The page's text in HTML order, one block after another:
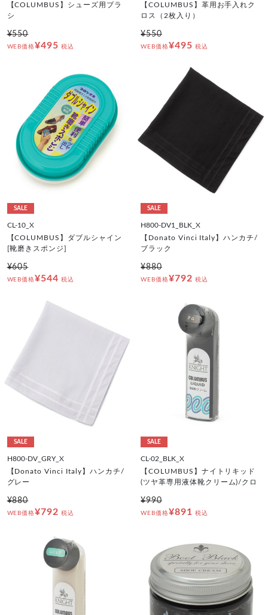
【COLUMBUS】シューズ用ブラ
シ
¥550
WEB価格¥495 税込
【COLUMBUS】革用お手入れク
ロス（2枚入り）
¥550
WEB価格¥495 税込
SALE
CL-10_X
【COLUMBUS】ダブルシャイン
[靴磨きスポンジ]
¥605
WEB価格¥544 税込
SALE
H800-DV1_BLK_X
【Donato Vinci Italy】ハンカチ/
ブラック
¥880
WEB価格¥792 税込
SALE
H800-DV_GRY_X
【Donato Vinci Italy】ハンカチ/
グレー
¥880
WEB価格¥792 税込
SALE
CL-02_BLK_X
【COLUMBUS】ナイトリキッド
(ツヤ革専用液体靴クリーム)/クロ
¥990
WEB価格¥891 税込